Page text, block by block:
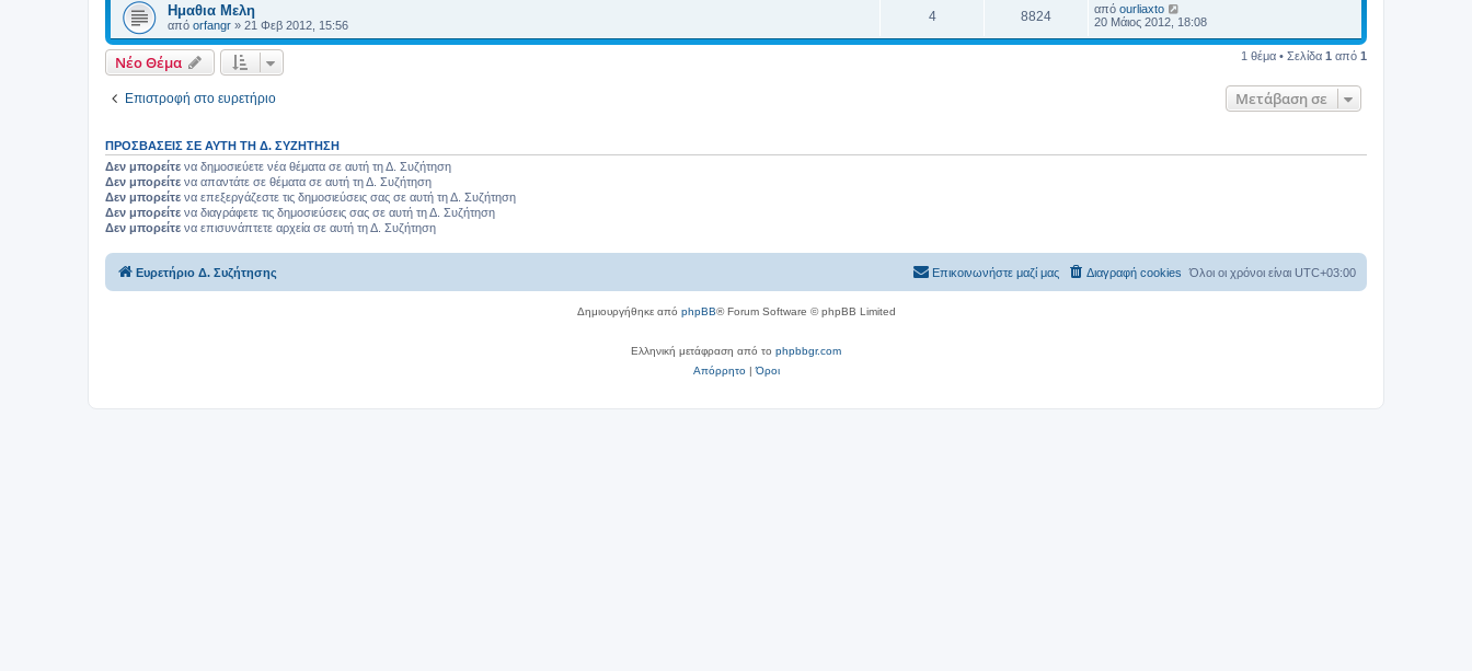
Ημαθια Μελη
από orfangr » 21 Φεβ 2012, 15:56
4 8824 από ourliaxto
20 Μάιος 2012, 18:08
Νέο Θέμα 1 θέμα • Σελίδα 1 από 1
Επιστροφή στο ευρετήριο Μετάβαση σε
ΠΡΟΣΒΆΣΕΙΣ ΣΕ ΑΥΤΉ ΤΗ Δ. ΣΥΖΉΤΗΣΗ
Δεν μπορείτε να δημοσιεύετε νέα θέματα σε αυτή τη Δ. Συζήτηση
Δεν μπορείτε να απαντάτε σε θέματα σε αυτή τη Δ. Συζήτηση
Δεν μπορείτε να επεξεργάζεστε τις δημοσιεύσεις σας σε αυτή τη Δ. Συζήτηση
Δεν μπορείτε να διαγράφετε τις δημοσιεύσεις σας σε αυτή τη Δ. Συζήτηση
Δεν μπορείτε να επισυνάπτετε αρχεία σε αυτή τη Δ. Συζήτηση
Ευρετήριο Δ. Συζήτησης Όλοι οι χρόνοι είναι UTC+03:00
Διαγραφή cookies
Επικοινωνήστε μαζί μας
Δημιουργήθηκε από phpBB® Forum Software © phpBB Limited
Ελληνική μετάφραση από το phpbbgr.com
Απόρρητο|Όροι